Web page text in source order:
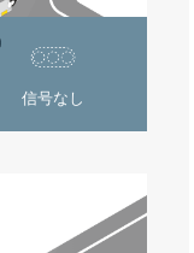
信号なし